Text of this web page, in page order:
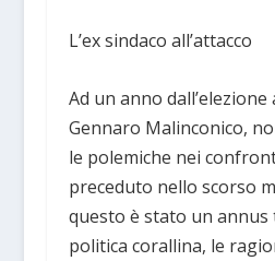
L’ex sindaco all’attacco
Ad un anno dall’elezione
Gennaro Malinconico,
le polemiche nei
preceduto nello scorso
questo è stato un
politica corallina, le